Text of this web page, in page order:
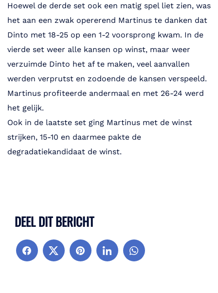
Hoewel de derde set ook een matig spel liet zien, was
het aan een zwak opererend Martinus te danken dat
Dinto met 18-25 op een 1-2 voorsprong kwam. In de
vierde set weer alle kansen op winst, maar weer
verzuimde Dinto het af te maken, veel aanvallen
werden verprutst en zodoende de kansen verspeeld.
Martinus profiteerde andermaal en met 26-24 werd
het gelijk.
Ook in de laatste set ging Martinus met de winst
strijken, 15-10 en daarmee pakte de
degradatiekandidaat de winst.
DEEL DIT BERICHT